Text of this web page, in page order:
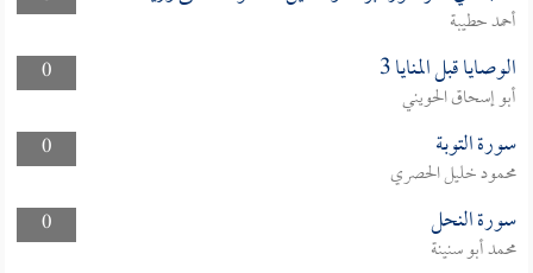
أحمد حطيبة
0
الوصايا قبل المنايا 3
أبو إسحاق الحويني
0
سورة التوبة
محمود خليل الحصري
0
سورة النحل
محمد أبو سنينة